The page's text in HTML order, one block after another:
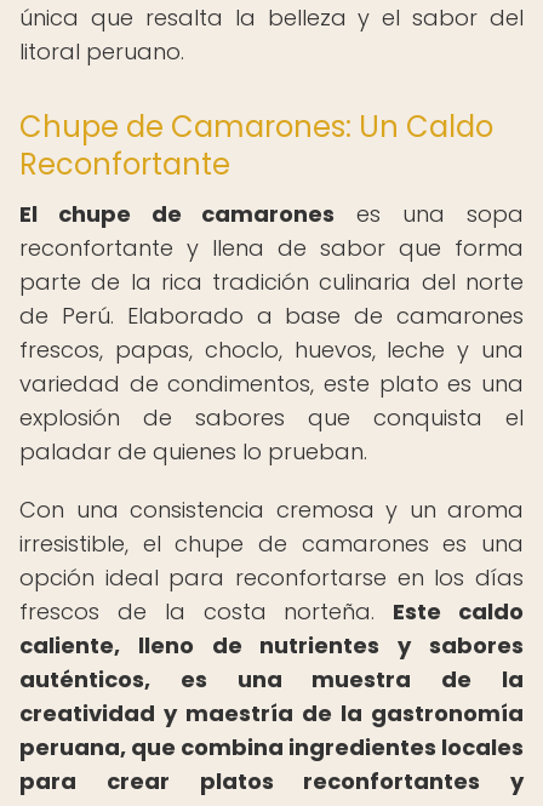
única que resalta la belleza y el sabor del
litoral peruano.
Chupe de Camarones: Un Caldo
Reconfortante
El chupe de camarones es una sopa
reconfortante y llena de sabor que forma
parte de la rica tradición culinaria del norte
de Perú. Elaborado a base de camarones
frescos, papas, choclo, huevos, leche y una
variedad de condimentos, este plato es una
explosión de sabores que conquista el
paladar de quienes lo prueban.
Con una consistencia cremosa y un aroma
irresistible, el chupe de camarones es una
opción ideal para reconfortarse en los días
frescos de la costa norteña. Este caldo
caliente, lleno de nutrientes y sabores
auténticos, es una muestra de la
creatividad y maestría de la gastronomía
peruana, que combina ingredientes locales
para crear platos reconfortantes y